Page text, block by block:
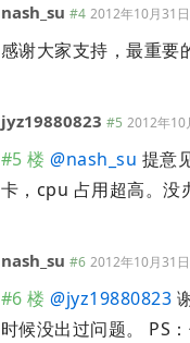
nash_su #4 2012年10月31日
感谢大家支持，最重要
jyz19880823 #5 2012年10
#5 楼 @nash_su 提意
卡，cpu 占用超高。没
nash_su #6 2012年10月31日
#6 楼 @jyz19880823
时候没出过问题。 PS